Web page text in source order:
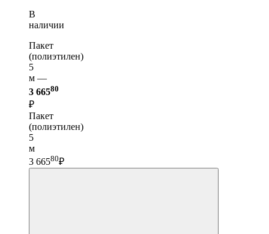
В
наличии
Пакет
(полиэтилен)
5
м —
3 66580
₽
Пакет
(полиэтилен)
5
м
3 66580₽